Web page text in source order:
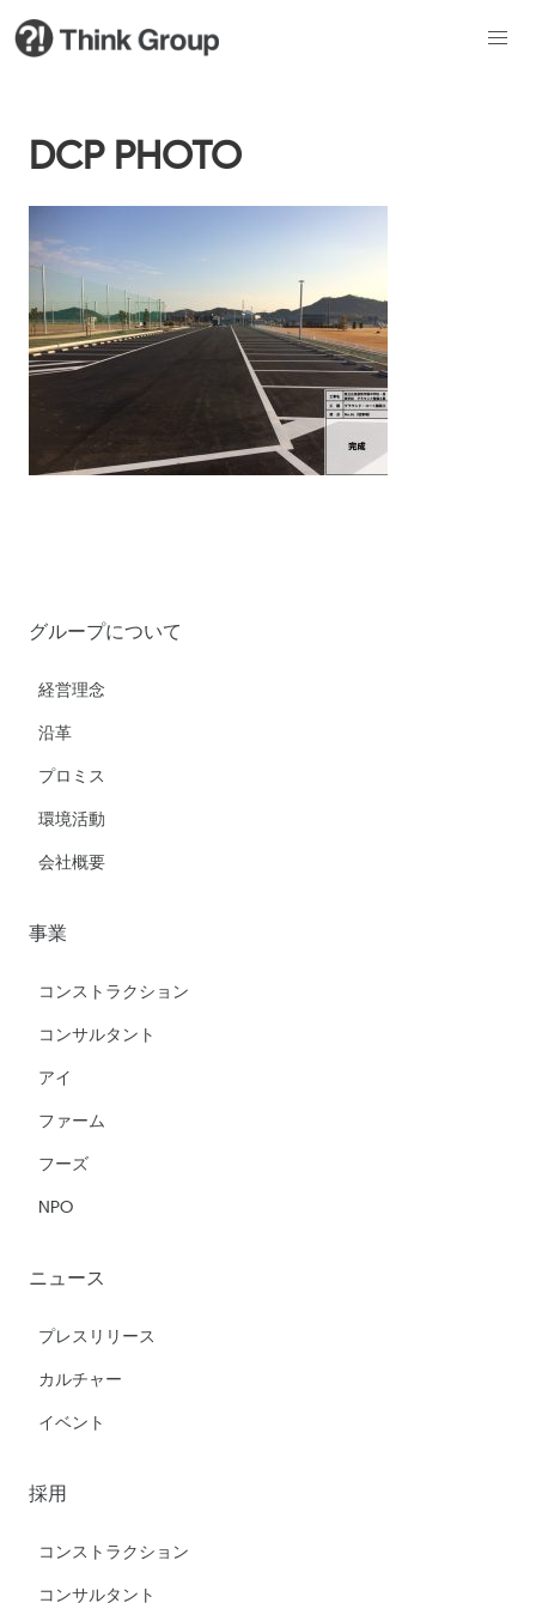
DCP PHOTO
グループについて
経営理念
沿革
プロミス
環境活動
会社概要
事業
コンストラクション
コンサルタント
アイ
ファーム
フーズ
NPO
ニュース
プレスリリース
カルチャー
イベント
採用
コンストラクション
コンサルタント